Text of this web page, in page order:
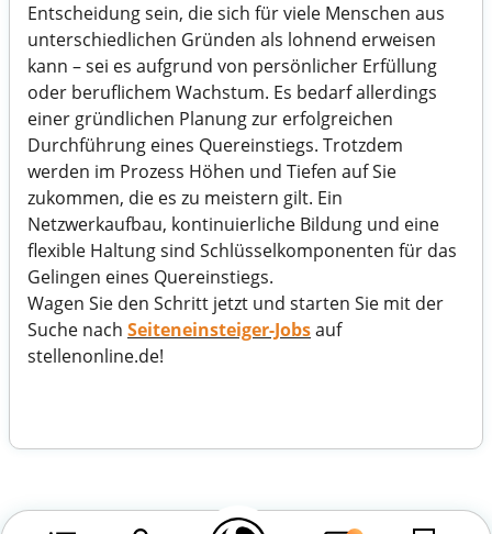
Entscheidung sein, die sich für viele Menschen aus
unterschiedlichen Gründen als lohnend erweisen
kann – sei es aufgrund von persönlicher Erfüllung
oder beruflichem Wachstum. Es bedarf allerdings
einer gründlichen Planung zur erfolgreichen
Durchführung eines Quereinstiegs. Trotzdem
werden im Prozess Höhen und Tiefen auf Sie
zukommen, die es zu meistern gilt. Ein
Netzwerkaufbau, kontinuierliche Bildung und eine
flexible Haltung sind Schlüsselkomponenten für das
Gelingen eines Quereinstiegs.
Wagen Sie den Schritt jetzt und starten Sie mit der
Suche nach Seiteneinsteiger-Jobsauf
stellenonline.de!